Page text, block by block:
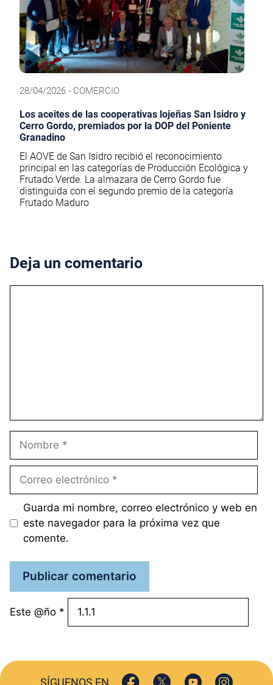
28/04/2026 - COMERCIO
Los aceites de las cooperativas lojeñas San Isidro y
Cerro Gordo, premiados por la DOP del Poniente
Granadino
El AOVE de San Isidro recibió el reconocimiento
principal en las categorías de Producción Ecológica y
Frutado Verde. La almazara de Cerro Gordo fue
distinguida con el segundo premio de la categoría
Frutado Maduro
Deja un comentario
electrónico
Guarda mi nombre, correo electrónico y web en
este navegador para la próxima vez que
comente.
Este @ño *
SÍGUENOS EN